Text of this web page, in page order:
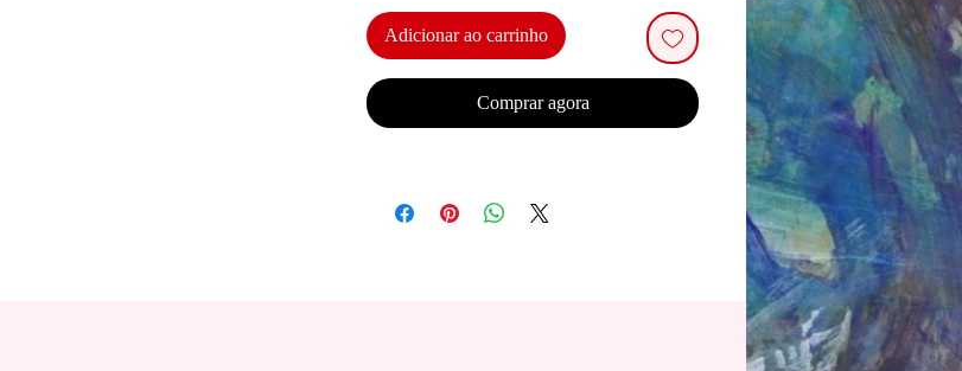
Adicionar ao carrinho
Comprar agora